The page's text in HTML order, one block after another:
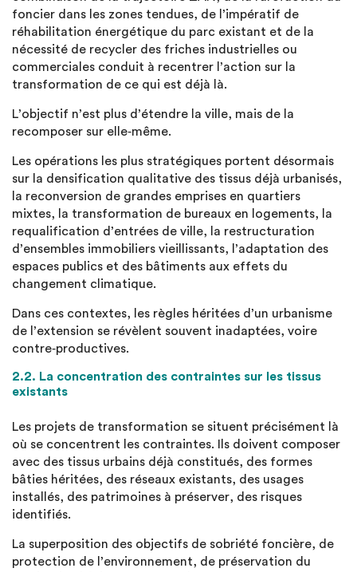
foncier dans les zones tendues, de l’impératif de
réhabilitation énergétique du parc existant et de la
nécessité de recycler des friches industrielles ou
commerciales conduit à recentrer l’action sur la
transformation de ce qui est déjà là.
L’objectif n’est plus d’étendre la ville, mais de la
recomposer sur elle‑même.
Les opérations les plus stratégiques portent désormais
sur la densification qualitative des tissus déjà urbanisés,
la reconversion de grandes emprises en quartiers
mixtes, la transformation de bureaux en logements, la
requalification d’entrées de ville, la restructuration
d’ensembles immobiliers vieillissants, l’adaptation des
espaces publics et des bâtiments aux effets du
changement climatique.
Dans ces contextes, les règles héritées d’un urbanisme
de l’extension se révèlent souvent inadaptées, voire
contre‑productives.
2.2. La concentration des contraintes sur les tissus
existants
Les projets de transformation se situent précisément là
où se concentrent les contraintes. Ils doivent composer
avec des tissus urbains déjà constitués, des formes
bâties héritées, des réseaux existants, des usages
installés, des patrimoines à préserver, des risques
identifiés.
La superposition des objectifs de sobriété foncière, de
protection de l’environnement, de préservation du